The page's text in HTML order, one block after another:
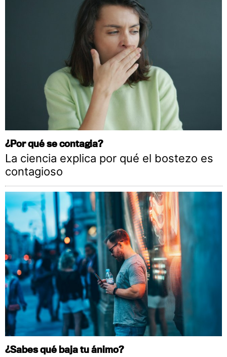
¿Por qué se contagia?
La ciencia explica por qué el bostezo es
contagioso
¿Sabes qué baja tu ánimo?